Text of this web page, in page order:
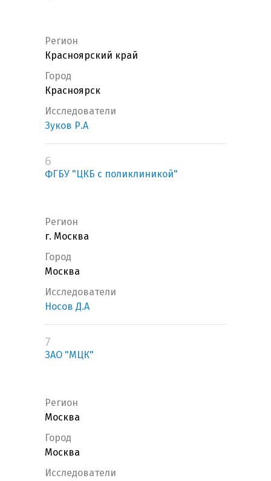
Регион
Красноярский край
Город
Красноярск
Исследователи
Зуков Р.А
6
ФГБУ "ЦКБ с поликлиникой"
Регион
г. Москва
Город
Москва
Исследователи
Носов Д.А
7
ЗАО "МЦК"
Регион
Москва
Город
Москва
Исследователи